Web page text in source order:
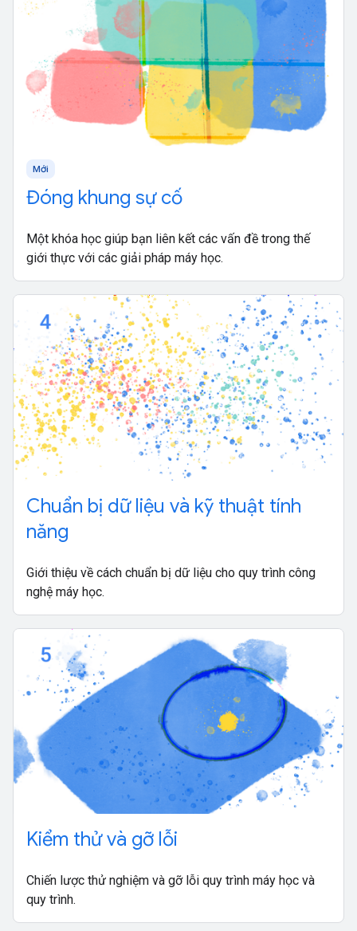
Mới
Đóng khung sự cố
Một khóa học giúp bạn liên kết các vấn đề trong thế
giới thực với các giải pháp máy học.
Chuẩn bị dữ liệu và kỹ thuật tính
năng
Giới thiệu về cách chuẩn bị dữ liệu cho quy trình công
nghệ máy học.
Kiểm thử và gỡ lỗi
Chiến lược thử nghiệm và gỡ lỗi quy trình máy học và
quy trình.